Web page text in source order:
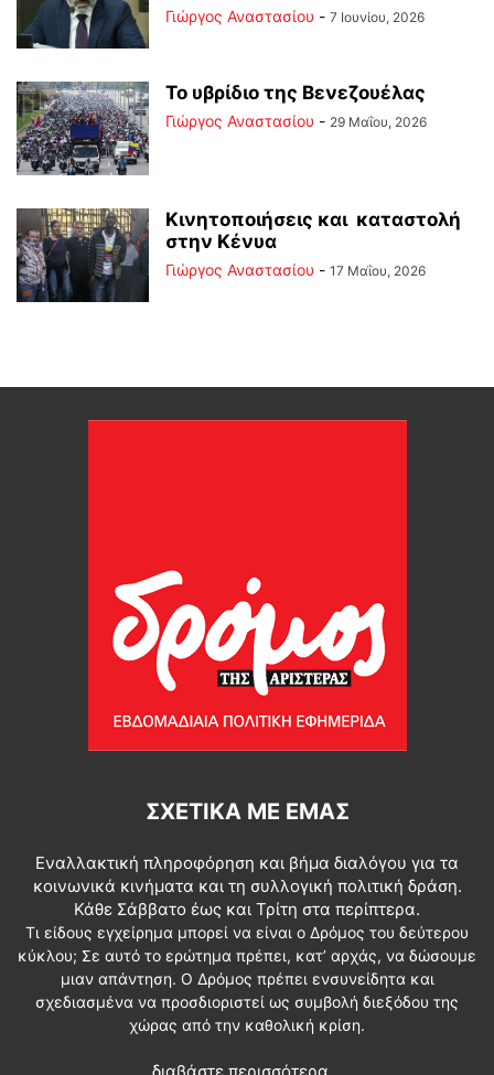
Γιώργος Αναστασίου - 7 Ιουνίου, 2026
Το υβρίδιο της Βενεζουέλας
Γιώργος Αναστασίου - 29 Μαΐου, 2026
Κινητοποιήσεις και καταστολή
στην Κένυα
Γιώργος Αναστασίου - 17 Μαΐου, 2026
ΣΧΕΤΙΚΆ ΜΕ ΕΜΆΣ
Εναλλακτική πληροφόρηση και βήμα διαλόγου για τα
κοινωνικά κινήματα και τη συλλογική πολιτική δράση.
Κάθε Σάββατο έως και Τρίτη στα περίπτερα.
Τι είδους εγχείρημα μπορεί να είναι ο Δρόμος του δεύτερου
κύκλου; Σε αυτό το ερώτημα πρέπει, κατ’ αρχάς, να δώσουμε
μιαν απάντηση. Ο Δρόμος πρέπει ενσυνείδητα και
σχεδιασμένα να προσδιοριστεί ως συμβολή διεξόδου της
χώρας από την καθολική κρίση.